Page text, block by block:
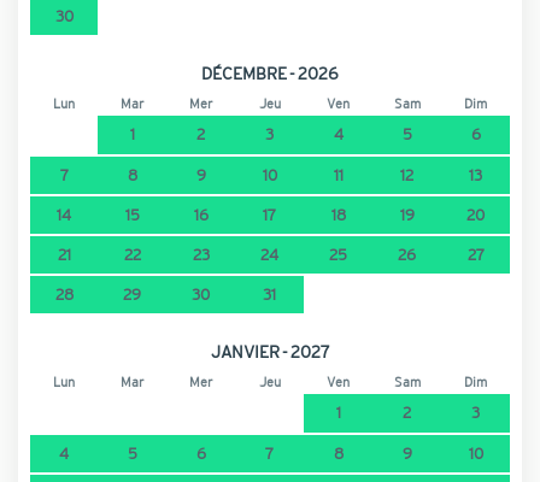
30
DÉCEMBRE - 2026
Lun Mar Mer Jeu Ven Sam Dim
1 2 3 4 5 6
7 8 9 10 11 12 13
14 15 16 17 18 19 20
21 22 23 24 25 26 27
28 29 30 31
JANVIER - 2027
Lun Mar Mer Jeu Ven Sam Dim
1 2 3
4 5 6 7 8 9 10